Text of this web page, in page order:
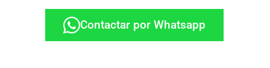
Contactar por Whatsapp